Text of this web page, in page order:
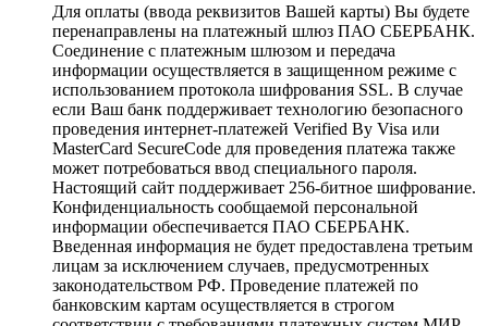
Для оплаты (ввода реквизитов Вашей карты) Вы будете
перенаправлены на платежный шлюз ПАО СБЕРБАНК.
Соединение с платежным шлюзом и передача
информации осуществляется в защищенном режиме с
использованием протокола шифрования SSL. В случае
если Ваш банк поддерживает технологию безопасного
проведения интернет-платежей Verified By Visa или
MasterCard SecureCode для проведения платежа также
может потребоваться ввод специального пароля.
Настоящий сайт поддерживает 256-битное шифрование.
Конфиденциальность сообщаемой персональной
информации обеспечивается ПАО СБЕРБАНК.
Введенная информация не будет предоставлена третьим
лицам за исключением случаев, предусмотренных
законодательством РФ. Проведение платежей по
банковским картам осуществляется в строгом